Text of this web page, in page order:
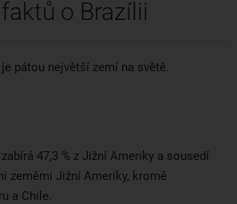
o Brazílii
pátou největší zemí na světě.
47,3 % z Jižní Ameriky a sousedí
zeměmi Jižní Ameriky, kromě
a Chile.